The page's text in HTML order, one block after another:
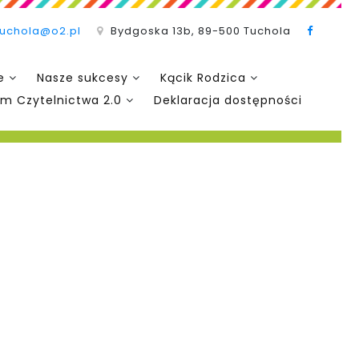
Bydgoska 13b, 89-500 Tuchola
Nasze sukcesy
Kącik Rodzica
Czytelnictwa 2.0 Deklaracja dostępności